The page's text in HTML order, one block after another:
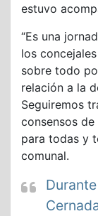
estuvo
“Es una
los
sobre todo
relación a la
Seguiremos
consensos
para todas y
comunal.